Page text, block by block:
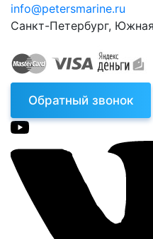
info@petersmarine.ru
Санкт-Петербург,
Обратный звонок